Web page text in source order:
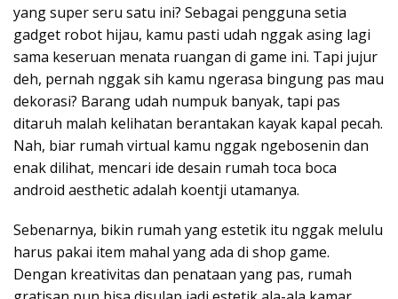
yang super seru satu ini? Sebagai pengguna setia
gadget robot hijau, kamu pasti udah nggak asing lagi
sama keseruan menata ruangan di game ini. Tapi jujur
deh, pernah nggak sih kamu ngerasa bingung pas mau
dekorasi? Barang udah numpuk banyak, tapi pas
ditaruh malah kelihatan berantakan kayak kapal pecah.
Nah, biar rumah virtual kamu nggak ngebosenin dan
enak dilihat, mencari ide desain rumah toca boca
android aesthetic adalah koentji utamanya.
Sebenarnya, bikin rumah yang estetik itu nggak melulu
harus pakai item mahal yang ada di shop game.
Dengan kreativitas dan penataan yang pas, rumah